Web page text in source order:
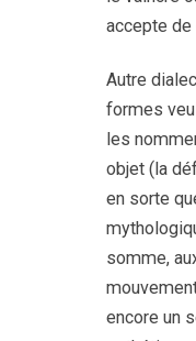
accepte
Autre
formes
les
objet (la
en sorte
somme,
encore un